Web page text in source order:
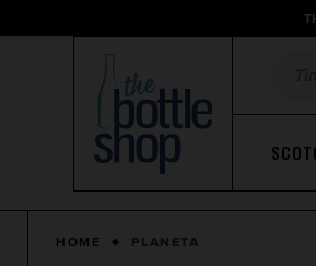
HOME PLANETA
báo